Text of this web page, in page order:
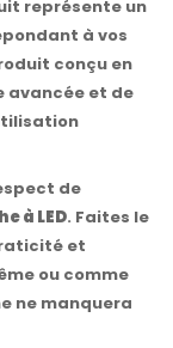
représente un
à vos
conçu en
avancée et de
de
à LED. Faites le
et
ou comme
ne manquera